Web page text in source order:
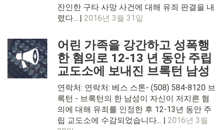
잔인한 구타 사망 사건에 대해 유죄 판결을 내
렸다... | 2016년 3월 31일
어린 가족을 강간하고 성폭행
한 혐의로 12-13 년 동안 주립
교도소에 보내진 브록턴 남성
연락처: 연락처: 베스 스톤- (508) 584-8120 브
록턴 - 브록턴의 한 남성이 자신이 저지른 혐
의에 대해 유죄를 인정한 후 12-13년 동안 주
립 교도소에 수감되었습니다... | 2016년 3월